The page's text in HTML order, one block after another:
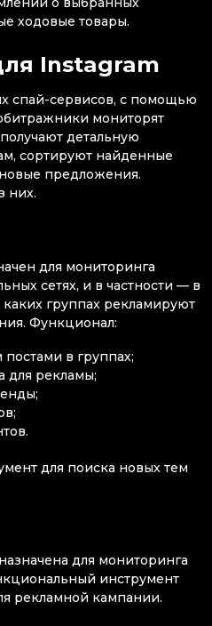
ходовые товары.
Instagram
спай-сервисов, с помощью
мониторят
детальную
сортируют найденные
предложения.
них.
для мониторинга
сетях, и в частности — в
группах рекламируют
Функционал:
в группах;
для рекламы;
для поиска новых тем
для мониторинга
инструмент
рекламной кампании.